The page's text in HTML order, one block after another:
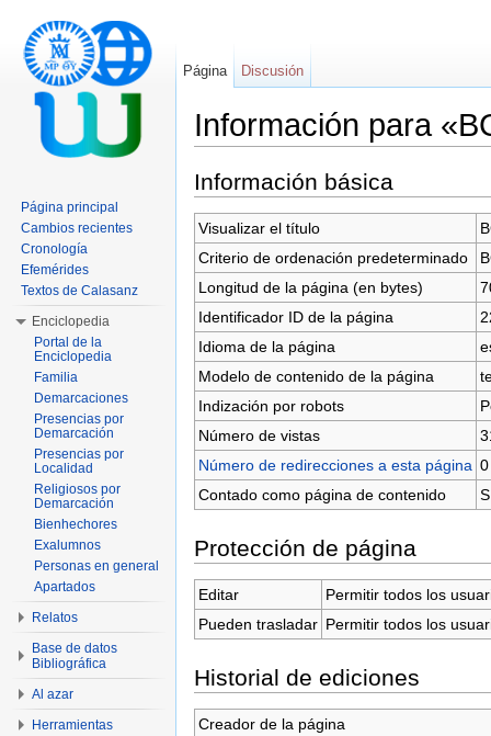
Información para
Información básica
Visualizar el título
Criterio de ordenación predeterminado
Longitud de la página (en bytes)
Identificador ID de la página
Idioma de la página
Modelo de contenido de la página
Indización por robots
Número de vistas
Número de redirecciones a esta página 0
Contado como página de contenido
Protección de página
Editar
Permitir todos los
Pueden trasladar Permitir todos los
Historial de ediciones
Creador de la página
Página Discusión
Página principal
Cambios recientes
Cronología
Efemérides
Textos de Calasanz
Enciclopedia
Portal de la
Enciclopedia
Familia
Demarcaciones
Presencias por
Demarcación
Presencias por
Localidad
Religiosos por
Demarcación
Bienhechores
Exalumnos
Personas en general
Apartados
Relatos
Base de datos
Bibliográfica
Al azar
Herramientas